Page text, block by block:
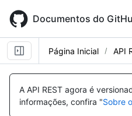
main
content
Documentos do
Página Inicial API
A API REST agora é
informações, confira "Sobre
Nome,
Tipo,
Descrição
Nome,
Tipo,
Descrição
Nome,
Tipo,
Descrição